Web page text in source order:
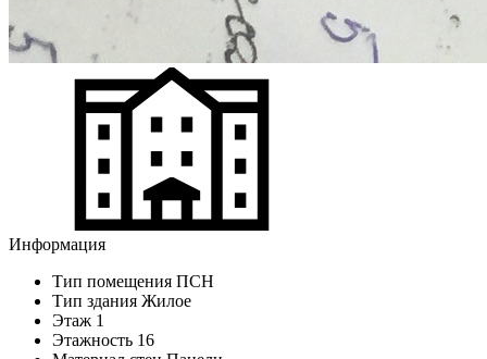
Информация
Тип помещения ПСН
Тип здания Жилое
Этаж 1
Этажность 16